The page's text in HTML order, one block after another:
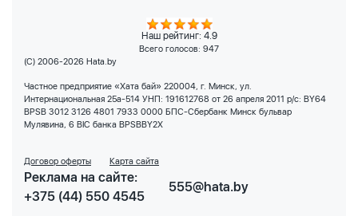
Наш рейтинг: 4.9
Всего голосов: 947
(C) 2006-2026 Hata.by
Частное предприятие «Хата бай» 220004, г. Минск, ул.
Интернациональная 25а-514 УНП: 191612768 от 26 апреля 2011 р/с: BY64
BPSB 3012 3126 4801 7933 0000 БПС-Сбербанк Минск бульвар
Мулявина, 6 BIC банка BPSBBY2X
Договор оферты Карта сайта
Реклама на сайте:
+375 (44) 550 4545
555@hata.by